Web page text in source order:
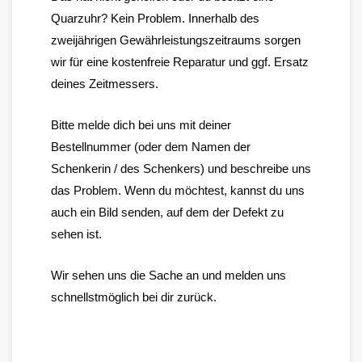
Quarzuhr? Kein Problem. Innerhalb des
zweijährigen Gewährleistungszeitraums sorgen
wir für eine kostenfreie Reparatur und ggf. Ersatz
deines Zeitmessers.
Bitte melde dich bei uns mit deiner
Bestellnummer (oder dem Namen der
Schenkerin / des Schenkers) und beschreibe uns
das Problem. Wenn du möchtest, kannst du uns
auch ein Bild senden, auf dem der Defekt zu
sehen ist.
Wir sehen uns die Sache an und melden uns
schnellstmöglich bei dir zurück.